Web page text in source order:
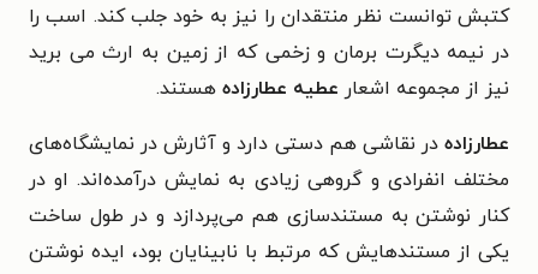
کتبش توانست نظر منتقدان را نیز به خود جلب کند. اسب را
در نیمه دیگرت برمان و زخمی که از زمین به ارث می برید
نیز از مجموعه اشعار عطیه عطارزاده ‌ هستند.
عطارزادهدر نقاشی هم دستی دارد و آثارش در نمایشگاه‌های
مختلف انفرادی و گروهی زیادی به نمایش درآمده‌اند. او در
کنار نوشتن به مستندسازی هم می‌پردازد و در طول ساخت
یکی از مستندهایش که مرتبط با نابینایان بود، ایده‌ نوشتن